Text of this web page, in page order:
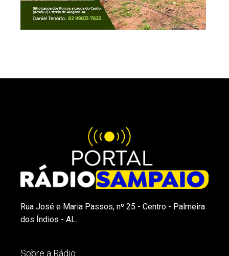
Rua José e Maria Passos, nº 25 - Centro - Palmeira
dos Índios - AL.
Sobre a Rádio